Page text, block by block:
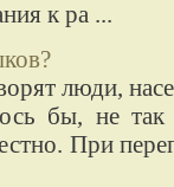
к ра ...
люди,
бы, не
При